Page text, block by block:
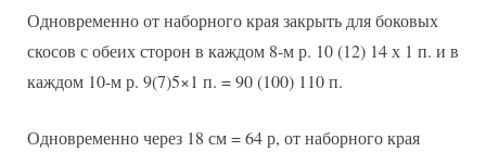
Одновременно от наборного края закрыть для боковых
скосов с обеих сторон в каждом 8-м р. 10 (12) 14 х 1 п. и в
каждом 10-м р. 9(7)5×1 п. = 90 (100) 110 п.
Одновременно через 18 см = 64 р, от наборного края